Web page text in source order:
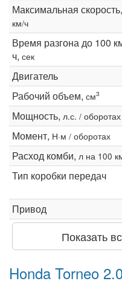
Максимальная скорость,
км/ч
Время разгона до 100
ч, сек
Двигатель
Рабочий объем, см3
Мощность, л.с. / оборотах
Момент, Н·м / оборотах
Расход комби, л на 100
Тип коробки передач
Привод
Показать
Honda Torneo